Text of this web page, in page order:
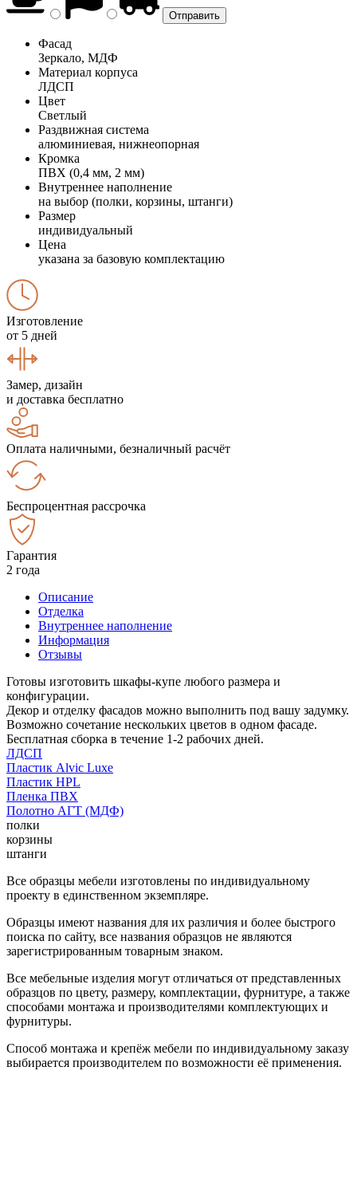
Фасад
Зеркало, МДФ
Материал корпуса
ЛДСП
Цвет
Светлый
Раздвижная система
алюминиевая, нижнеопорная
Кромка
ПВХ (0,4 мм, 2 мм)
Внутреннее наполнение
на выбор (полки, корзины, штанги)
Размер
индивидуальный
Цена
указана за базовую комплектацию
Изготовление
от 5 дней
Замер, дизайн
и доставка бесплатно
Оплата наличными, безналичный расчёт
Беспроцентная рассрочка
Гарантия
2 года
Описание
Отделка
Внутреннее наполнение
Информация
Отзывы
Готовы изготовить шкафы-купе любого размера и
конфигурации.
Декор и отделку фасадов можно выполнить под вашу задумку.
Возможно сочетание нескольких цветов в одном фасаде.
Бесплатная сборка в течение 1-2 рабочих дней.
ЛДСП
Пластик Alvic Luxe
Пластик HPL
Пленка ПВХ
Полотно АГТ (МДФ)
полки
корзины
штанги
Все образцы мебели изготовлены по индивидуальному
проекту в единственном экземпляре.
Образцы имеют названия для их различия и более быстрого
поиска по сайту, все названия образцов не являются
зарегистрированным товарным знаком.
Все мебельные изделия могут отличаться от представленных
образцов по цвету, размеру, комплектации, фурнитуре, а также
способами монтажа и производителями комплектующих и
фурнитуры.
Способ монтажа и крепёж мебели по индивидуальному заказу
выбирается производителем по возможности её применения.